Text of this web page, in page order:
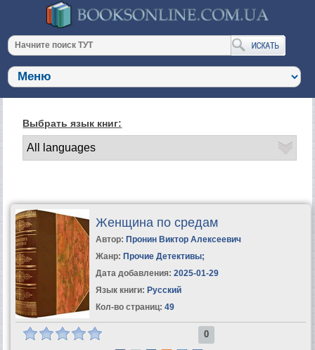
Выбрать язык книг:
Женщина по средам
Автор: Пронин Виктор Алексеевич
Жанр: Прочие Детективы;
Дата добавления: 2025-01-29
Язык книги: Русский
Кол-во страниц: 49
0